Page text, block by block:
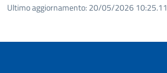
Ultimo aggiornamento: 20/05/2026 10:25.11